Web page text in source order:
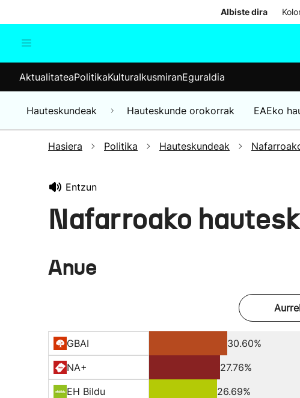
Albiste dira
Munduko albisteak
Hauteskundeak
AktualitateaPolitikaKulturaIkusmiranEguraldia
Hauteskundeak Hauteskunde orokorrak EAEko
Hasiera Politika Hauteskundeak
Entzun
Nafarroako
Anue
GBAI
30.60%
NA+
27.76%
EH Bildu
26.69%